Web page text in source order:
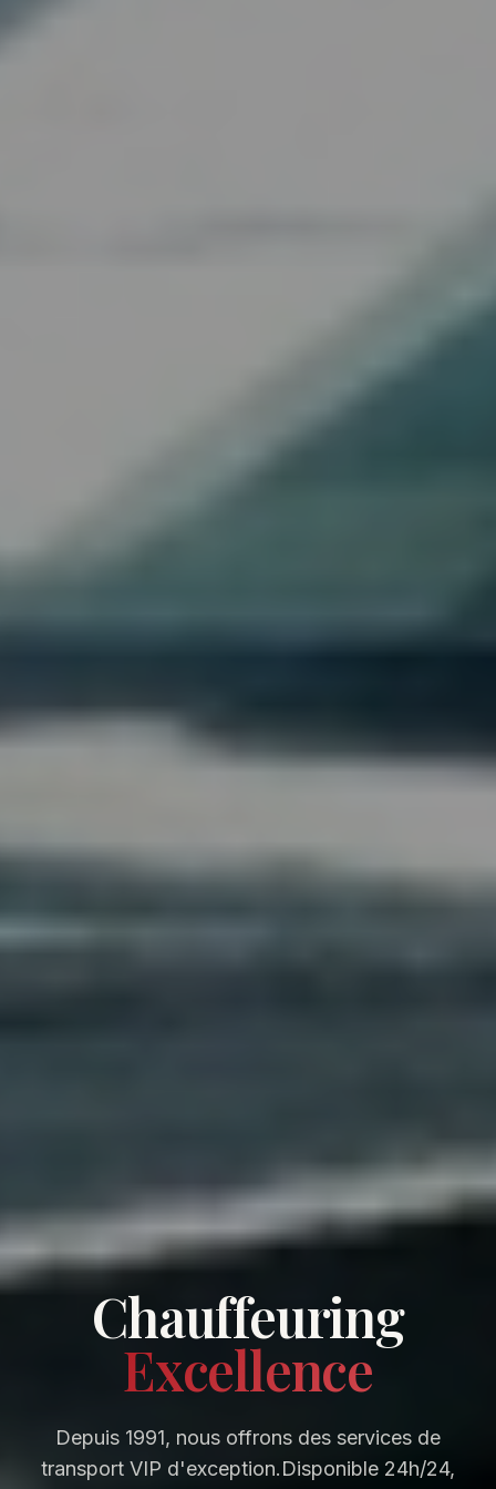
Chauffeuring
Excellence
Depuis 1991, nous offrons des services de
transport VIP d'exception.Disponible 24h/24,